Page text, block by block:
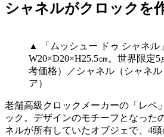
シャネルがクロックを
▲ 「ムッシュー ドゥ シャネル
W20×D20×H25.5㎝。世界限定5
考価格）／シャネル（シャネ
ア）
老舗高級クロックメーカーの「レペ
ック。デザインのモチーフとなった
ネルが所有していたオブジェで、4